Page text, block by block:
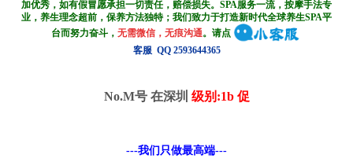
加优秀，如有假冒愿承担一切责任，赔偿损失。SPA服务一流，按摩手法专
业，养生理念超前，保养方法独特；我们致力于打造新时代全球养生SPA平
台而努力奋斗，无需微信，无痕沟通。请点
客服 QQ 2593644365
No.M号 在深圳 级别:1b 促
---我们只做最高端---